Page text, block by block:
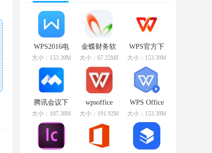
WPS2016电
脑版
v11.1.0.10314
免费版
大小：153.39MB
金蝶财务软
件 v9.1 专业
大小：67.22MB
WPS官方下
载
v11.1.0.10578
官方版
大小：153.39MB
腾讯会议下
载
v2.15.2.415
最新版
大小：107.38MB
wpsoffice
v11.1.0.10578
官方版
大小：191.92MB
WPS Office
2019
v11.1.0.10314
专业版
大小：153.39MB